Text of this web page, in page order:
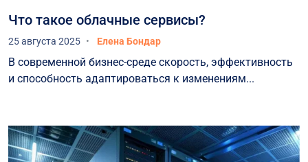
Что такое облачные сервисы?
25 августа 2025 Елена Бондар
В современной бизнес-среде скорость, эффективность
и способность адаптироваться к изменениям...